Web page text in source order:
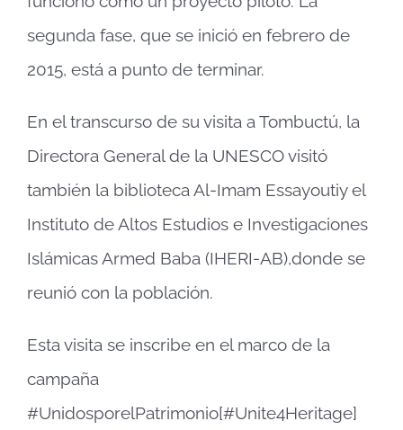
segunda fase, que se inició en febrero de
2015, está a punto de terminar.
En el transcurso de su visita a Tombuctú, la
Directora General de la UNESCO visitó
también la biblioteca Al-Imam Essayoutiy el
Instituto de Altos Estudios e Investigaciones
Islámicas Armed Baba (IHERI-AB),donde se
reunió con la población.
Esta visita se inscribe en el marco de la
campaña
#UnidosporelPatrimonio[#Unite4Heritage]